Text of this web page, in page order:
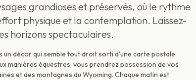
grandioses et préservés, où le rythme
physique et la contemplation. Laissez-
horizons spectaculaires.
un décor qui semble tout droit sorti d'une carte postale
manières équestres, vous prendrez possession de vos
et des montagnes du Wyoming. Chaque matin est